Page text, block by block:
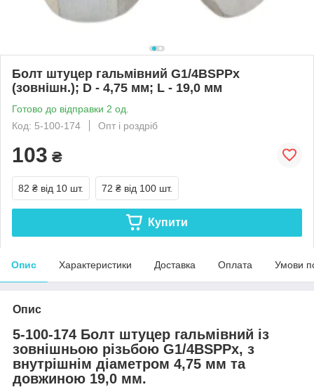
Болт штуцер гальмівний G1/4BSPPх
(зовнішн.); D - 4,75 мм; L - 19,0 мм
Готово до відправки 2 од.
Код: 5-100-174
Опт і роздріб
103 ₴
82 ₴ від 10 шт. 72 ₴ від 100 шт.
Купити
Опис Характеристики Доставка Оплата Умови
Опис
5-100-174 Болт штуцер гальмівний із
зовнішньою різьбою G1/4BSPPх, з
внутрішнім діаметром 4,75 мм та
довжиною 19,0 мм.